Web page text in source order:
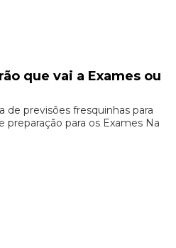
que vai a Exames ou
previsões fresquinhas para
para os Exames Na